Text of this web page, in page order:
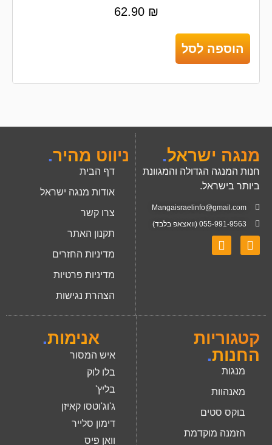
62.90 ₪
הוספה לסל
מנגה ישראל.
חנות המנגה הגדולה והמגוונת
ביותר בישראל.
Mangaisraelinfo@gmail.com
055-991-9563 (וואצאפ בלבד)
ניווט מהיר.
דף הבית
אודות מנגה ישראל
צרו קשר
תקנון האתר
מדיניות החזרים
מדיניות פרטיות
הצהרת נגישות
קטגוריות
החנות.
מנגות
מאנהוות
בוקס סטים
הזמנה מוקדמת
אנימות.
איש המסור
בלו לוק
בליץ'
ג'וג'וטסו קאיזן
דימון סלייר
וואן פיס